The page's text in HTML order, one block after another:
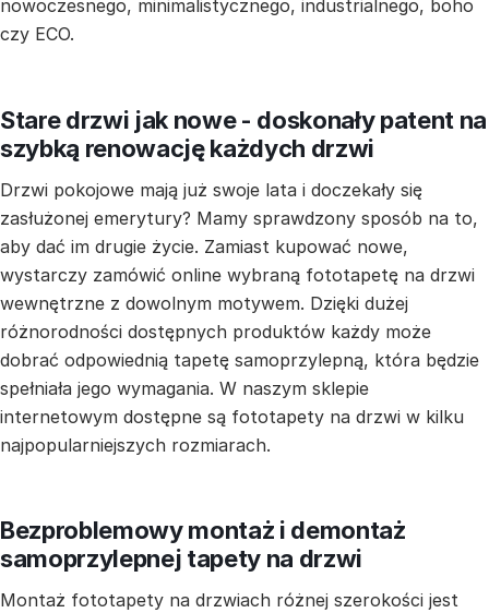
nowoczesnego, minimalistycznego, industrialnego, boho
czy ECO.
Stare drzwi jak nowe - doskonały patent na
szybką renowację każdych drzwi
Drzwi pokojowe mają już swoje lata i doczekały się
zasłużonej emerytury? Mamy sprawdzony sposób na to,
aby dać im drugie życie. Zamiast kupować nowe,
wystarczy zamówić online wybraną fototapetę na drzwi
wewnętrzne z dowolnym motywem. Dzięki dużej
różnorodności dostępnych produktów każdy może
dobrać odpowiednią tapetę samoprzylepną, która będzie
spełniała jego wymagania. W naszym sklepie
internetowym dostępne są fototapety na drzwi w kilku
najpopularniejszych rozmiarach.
Bezproblemowy montaż i demontaż
samoprzylepnej tapety na drzwi
Montaż fototapety na drzwiach różnej szerokości jest